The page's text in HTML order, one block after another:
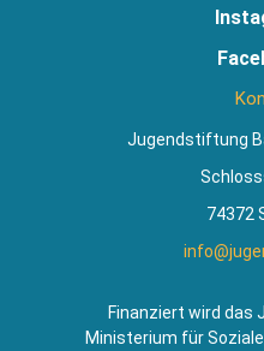
Jugendstiftung
74372
Finanziert wird das
Ministerium für